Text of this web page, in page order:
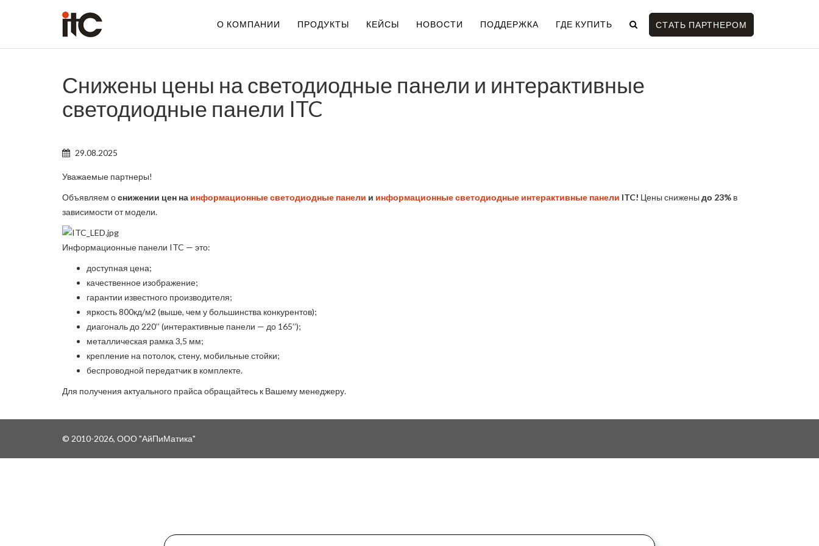
О КОМПАНИИ ПРОДУКТЫ КЕЙСЫ НОВОСТИ ПОДДЕРЖКА ГДЕ КУПИТЬ СТАТЬ ПАРТНЕРОМ
Снижены цены на светодиодные панели и интерактивные
светодиодные панели ITC
29.08.2025
Уважаемые партнеры!
Объявляем оснижении цен на информационные светодиодные панели и информационные светодиодные интерактивные панели ITC! Цены снижены до 23% в
зависимости от модели.
Информационные панели ITC — это:
доступная цена;
качественное изображение;
гарантии известного производителя;
яркость 800кд/м2 (выше, чем у большинства конкурентов);
диагональ до 220’’ (интерактивные панели — до 165’’);
металлическая рамка 3,5 мм;
крепление на потолок, стену, мобильные стойки;
беспроводной передатчик в комплекте.
Для получения актуального прайса обращайтесь к Вашему менеджеру.
© 2010-2026, ООО "АйПиМатика"